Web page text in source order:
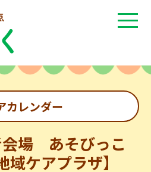
カレンダー
会場 あそびっこ
域ケアプラザ】